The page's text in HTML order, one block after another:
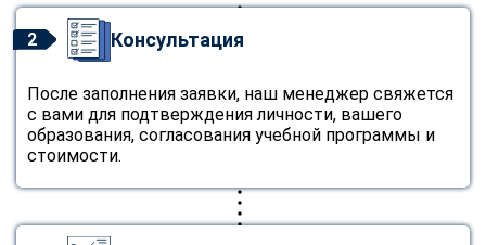
2 Консультация
После заполнения заявки, наш менеджер свяжется
с вами для подтверждения личности, вашего
образования, согласования учебной программы и
стоимости.